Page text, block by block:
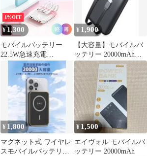
器 PSE認証済 4色展開
1%OFF
¥1,300
モバイルバッテリー
22.5W急速充電
20000mAh大容量 小型
軽量 iPhone対応
android対応 充電器 4
色選択可能 おしゃ
れ コンパクト
¥ 1,900
【大容量】モバイルバ
ッテリー 20000mAh急
速充電 ケーブル内蔵
PSE認証
¥ 1,800
マグネット式 ワイヤレ
スモバイルバッテリー
¥ 1,500
エイヴォル モバイルバ
ッテリー 20000mAh